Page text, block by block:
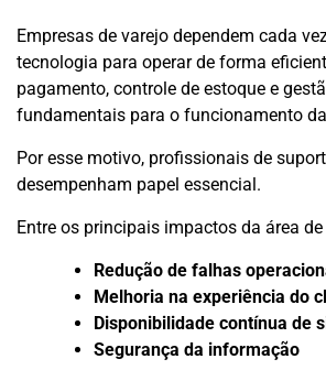
Empresas de varejo dependem cada
tecnologia para operar de forma
pagamento, controle de estoque e
fundamentais para o funcionamento
Por esse motivo, profissionais de
desempenham papel essencial.
Entre os principais impactos da área
Redução de falhas
Melhoria na experiência do
Disponibilidade contínua de
Segurança da informação